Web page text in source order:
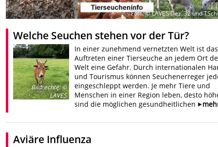
Foto: © LAVES Dez. 32 und
Welche Seuchen stehen vor der Tür?
Bildrechte:©
LAVES
In einer zunehmend vernetzten Welt ist das
Auftreten einer Tierseuche an jedem Ort
Welt eine Gefahr. Durch internationalen
und Tourismus können Seuchenerreger
eingeschleppt werden. Je mehr Tiere und
Menschen in einer Region leben, desto
sind die möglichen gesundheitlichen
Aviäre Influenza